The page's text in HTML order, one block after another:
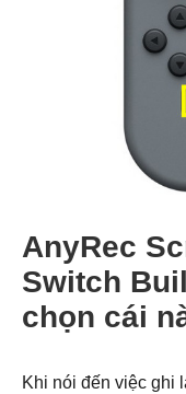
AnyRec
Switch
chọn cái
Khi nói đến việc ghi